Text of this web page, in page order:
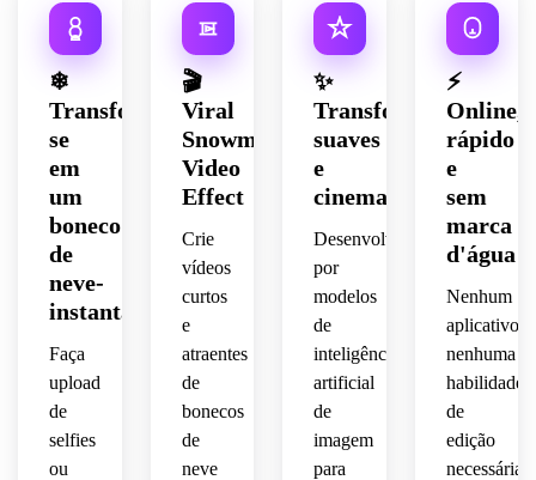
❄ ️
Transforme-
se
em
um
boneco
de
neve-
instantâneo
Faça
upload
de
selfies
ou
🎬
Viral
Snowman
Video
Effect
Crie
vídeos
curtos
e
atraentes
de
bonecos
de
neve
✨
Transformações
suaves
e
cinematográficas
Desenvolvido
por
modelos
de
inteligência
artificial
de
imagem
para
⚡
Online,
rápido
e
sem
marca
d'água
Nenhum
aplicativo,
nenhuma
habilidade
de
edição
necessária.